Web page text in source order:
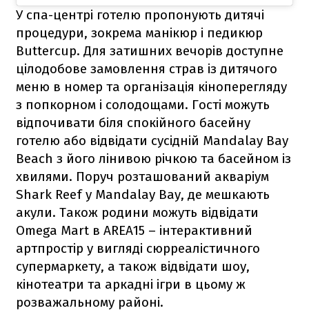
У спа-центрі готелю пропонують дитячі
процедури, зокрема манікюр і педикюр
Buttercup. Для затишних вечорів доступне
цілодобове замовлення страв із дитячого
меню в номер та організація кіноперегляду
з попкорном і солодощами. Гості можуть
відпочивати біля спокійного басейну
готелю або відвідати сусідній Mandalay Bay
Beach з його лінивою річкою та басейном із
хвилями. Поруч розташований акваріум
Shark Reef у Mandalay Bay, де мешкають
акули. Також родини можуть відвідати
Omega Mart в AREA15 – інтерактивний
артпростір у вигляді сюрреалістичного
супермаркету, а також відвідати шоу,
кінотеатри та аркадні ігри в цьому ж
розважальному районі.